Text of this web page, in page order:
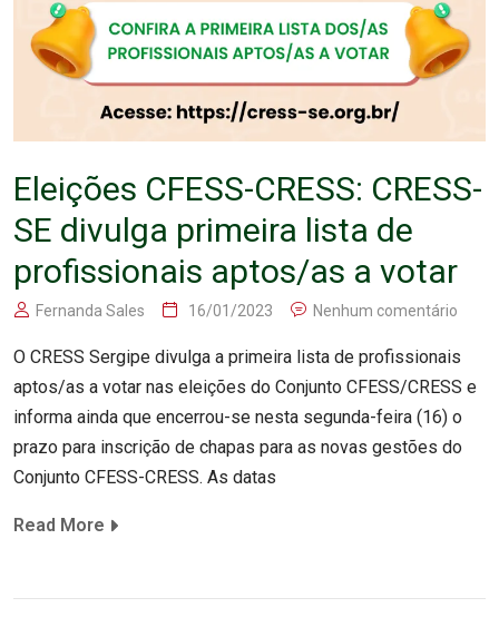
Eleições CFESS-CRESS: CRESS-
SE divulga primeira lista de
profissionais aptos/as a votar
Fernanda Sales 16/01/2023 Nenhum comentário
O CRESS Sergipe divulga a primeira lista de profissionais
aptos/as a votar nas eleições do Conjunto CFESS/CRESS e
informa ainda que encerrou-se nesta segunda-feira (16) o
prazo para inscrição de chapas para as novas gestões do
Conjunto CFESS-CRESS. As datas
Read More